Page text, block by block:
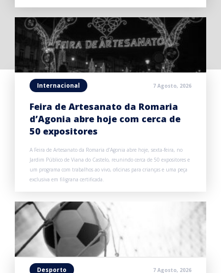
Internacional 7 Agosto, 2026
Feira de Artesanato da Romaria
d’Agonia abre hoje com cerca de
50 expositores
A Feira de Artesanato da Romaria d’Agonia abre hoje, sexta-feira, no
Jardim Público de Viana do Castelo, reunindo cerca de 50 expositores e
um programa com trabalhos ao vivo, oficinas para crianças e uma peça
exclusiva em filigrana certificada.
Desporto 7 Agosto, 2026